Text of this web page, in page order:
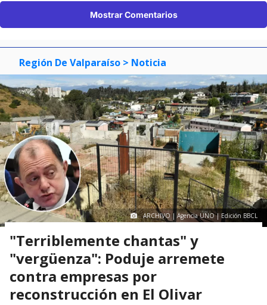
Mostrar Comentarios
Región De Valparaíso > Noticia
ARCHIVO | Agencia UNO | Edición BBCL
"Terriblemente chantas" y
"vergüenza": Poduje arremete
contra empresas por
reconstrucción en El Olivar